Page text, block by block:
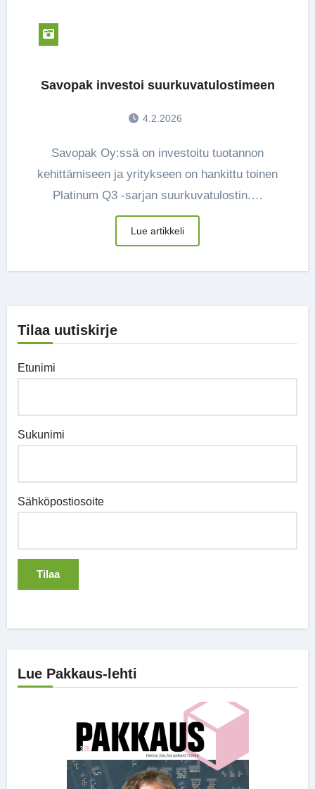
Savopak investoi suurkuvatulostimeen
4.2.2026
Savopak Oy:ssä on investoitu tuotannon
kehittämiseen ja yritykseen on hankittu toinen
Platinum Q3 -sarjan suurkuvatulostin.…
Lue artikkeli
Tilaa uutiskirje
Etunimi
Sukunimi
Sähköpostiosoite
Lue Pakkaus-lehti